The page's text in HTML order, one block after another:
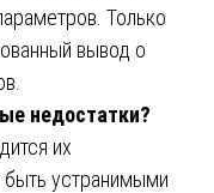
Только
вывод о
недостатки?
их
быть устранимыми